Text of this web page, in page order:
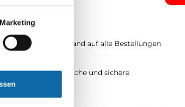
Marketing
zuverlässiger Versand auf alle Bestellungen
geschützt – einfache und sichere